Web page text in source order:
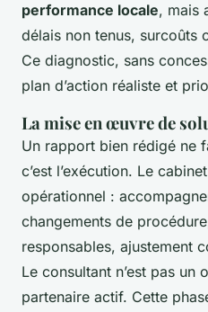
performance locale, mais
délais non tenus, surcoûts
Ce diagnostic, sans
plan d’action réaliste et
La mise en œuvre de
Un rapport bien rédigé ne
c’est l’exécution. Le
opérationnel :
changements de
responsables, ajustement
Le consultant n’est pas un
partenaire actif. Cette